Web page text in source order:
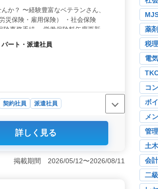
か？ 〜経験豊富なベテランさん、
災保険・雇用保険） ・社会保険
険事務手続 ・労働保険料年度更新
等 《備考》 ・完全週休2日制 ・
お問い合わせください！ ご応募お
ート・派遣社員
契約社員
派遣社員
間制度改善などの挑戦が可能で
2日制でメリハリのある働き方
詳しく見る
掲載期間 2026/05/12〜2026/08/11
薬
税
電
コ
ボ
メ
管
土木
会
二